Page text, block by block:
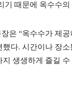
기 때문에 옥수수의
은 “옥수수가 제공
했다. 시간이나 장소
생생하게 즐길 수